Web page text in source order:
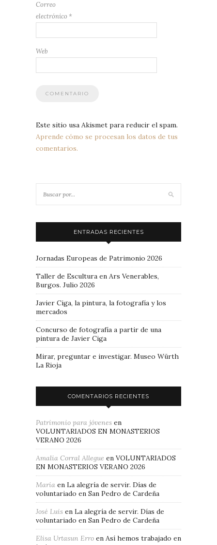
Correo
electrónico *
Web
Este sitio usa Akismet para reducir el spam.
Aprende cómo se procesan los datos de tus
comentarios.
ENTRADAS RECIENTES
Jornadas Europeas de Patrimonio 2026
Taller de Escultura en Ars Venerables,
Burgos. Julio 2026
Javier Ciga, la pintura, la fotografía y los
mercados
Concurso de fotografía a partir de una
pintura de Javier Ciga
Mirar, preguntar e investigar. Museo Würth
La Rioja
COMENTARIOS RECIENTES
Patrimonio para jóvenes en
VOLUNTARIADOS EN MONASTERIOS
VERANO 2026
Amalia Corral Allegue en VOLUNTARIADOS
EN MONASTERIOS VERANO 2026
Maria en La alegría de servir. Días de
voluntariado en San Pedro de Cardeña
José Luis en La alegría de servir. Días de
voluntariado en San Pedro de Cardeña
Elisa Urtasun Erro en Así hemos trabajado en